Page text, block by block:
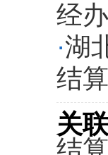
经
·湖
结
关